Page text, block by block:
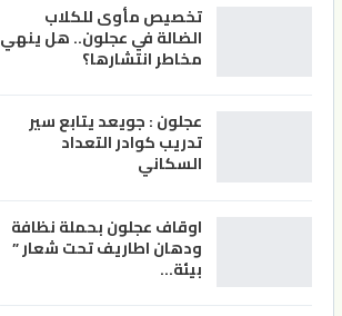
تخصيص مأوى للكلاب
الضالة في عجلون.. هل ينهي
مخاطر انتشارها؟
عجلون : جويعد يتابع سير
تدريب كوادر التعداد
السكاني
اوقاف عجلون بحملة نظافة
ودهان اطاريف تحت شعار ”
بيئة…